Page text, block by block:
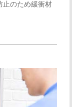
止のため緩衝材